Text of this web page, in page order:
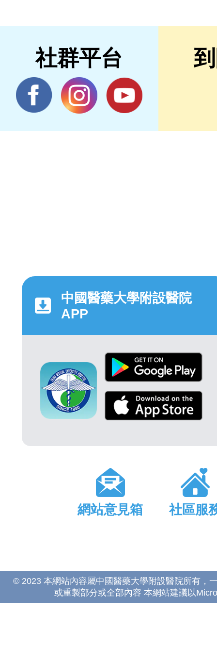
社群平台
中國醫藥大學附設醫院
APP
網站意見箱 社區服
© 2023 本網站內容屬中國醫藥大學附設醫院所有，
或重製部分或全部內容 本網站建議以